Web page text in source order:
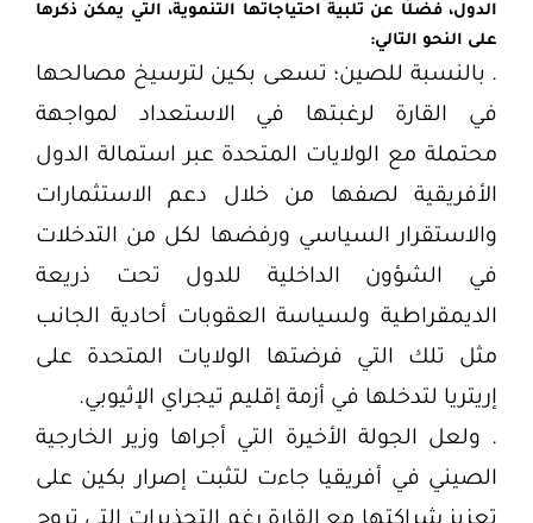
الدول، فضلًا عن تلبية احتياجاتها التنموية، التي يمكن ذكرها
على النحو التالي:
. بالنسبة للصين؛ تسعى بكين لترسيخ مصالحها
في القارة لرغبتها في الاستعداد لمواجهة
محتملة مع الولايات المتحدة عبر استمالة الدول
الأفريقية لصفها من خلال دعم الاستثمارات
والاستقرار السياسي ورفضها لكل من التدخلات
في الشؤون الداخلية للدول تحت ذريعة
الديمقراطية ولسياسة العقوبات أحادية الجانب
مثل تلك التي فرضتها الولايات المتحدة على
إريتريا لتدخلها في أزمة إقليم تيجراي الإثيوبي.
. ولعل الجولة الأخيرة التي أجراها وزير الخارجية
الصيني في أفريقيا جاءت لتثبت إصرار بكين على